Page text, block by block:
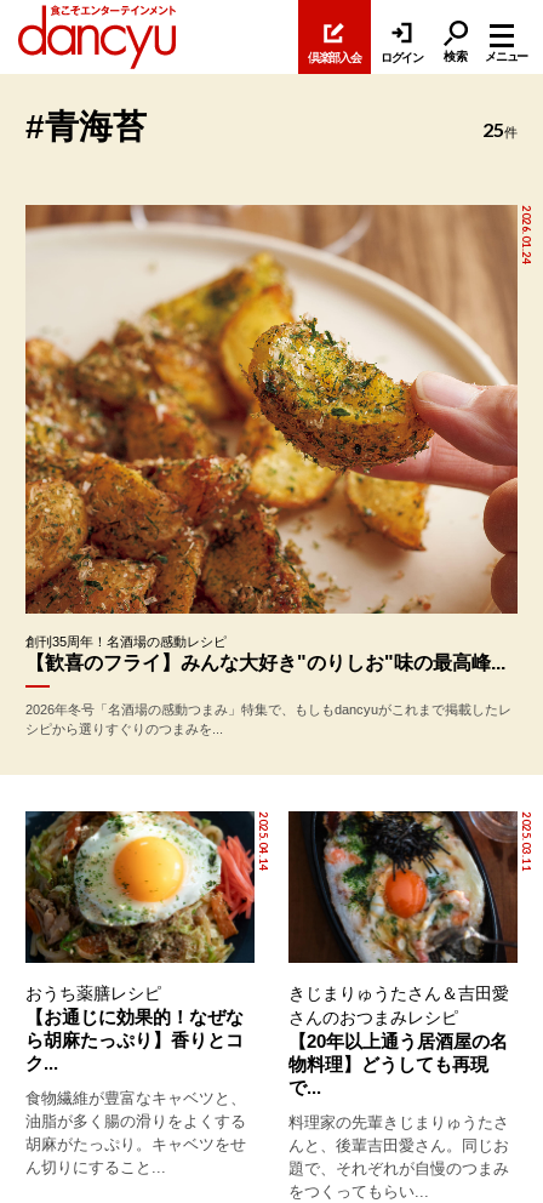
倶楽部入会 ログイン 検索 メニュー
#青海苔 25件
2026.01.24
創刊35周年！名酒場の感動レシピ
【歓喜のフライ】みんな大好き"のりしお"味の最高峰...
2026年冬号「名酒場の感動つまみ」特集で、もしもdancyuがこれまで掲載したレ
シピから選りすぐりのつまみを...
2025.04.14
おうち薬膳レシピ
【お通じに効果的！なぜな
ら胡麻たっぷり】香りとコ
ク...
食物繊維が豊富なキャベツと、
油脂が多く腸の滑りをよくする
胡麻がたっぷり。キャベツをせ
ん切りにすること...
2025.03.11
きじまりゅうたさん＆吉田愛
さんのおつまみレシピ
【20年以上通う居酒屋の名
物料理】どうしても再現
で...
料理家の先輩きじまりゅうたさ
んと、後輩吉田愛さん。同じお
題で、それぞれが自慢のつまみ
をつくってもらい...